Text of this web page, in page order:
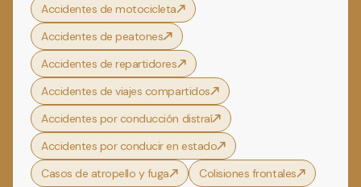
Accidentes de motocicleta
Accidentes de peatones
Accidentes de repartidores
Accidentes de viajes compartidos
Accidentes por conducción distraí
Accidentes por conducir en estado
Casos de atropello y fuga
Colisiones frontales